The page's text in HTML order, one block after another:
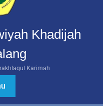
Khadijah
Karimah